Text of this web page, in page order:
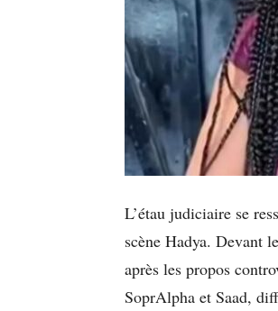
L’étau judiciaire se
scène Hadya. Devant
après les propos
SoprAlpha et Saad,